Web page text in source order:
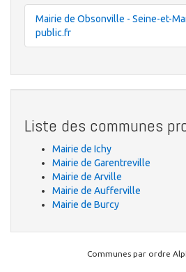
Mairie de Obsonville - Seine-et-
public.fr
Liste des communes
Mairie de Ichy
Mairie de Garentreville
Mairie de Arville
Mairie de Aufferville
Mairie de Burcy
Communes par ordre